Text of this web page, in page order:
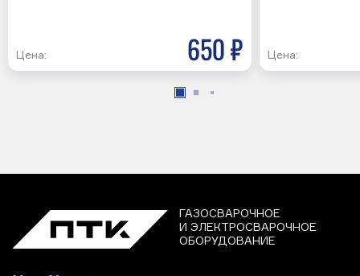
Цена: 650 р Цена:
ГАЗОСВАРОЧНОЕ
И ЭЛЕКТРОСВАРОЧНОЕ
ОБОРУДОВАНИЕ